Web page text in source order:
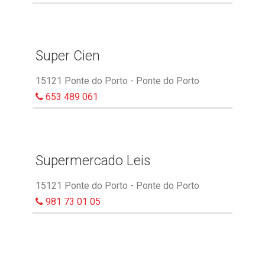
Super Cien
15121 Ponte do Porto - Ponte do Porto
653 489 061
Supermercado Leis
15121 Ponte do Porto - Ponte do Porto
981 73 01 05